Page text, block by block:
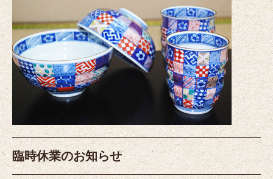
臨時休業のお知らせ